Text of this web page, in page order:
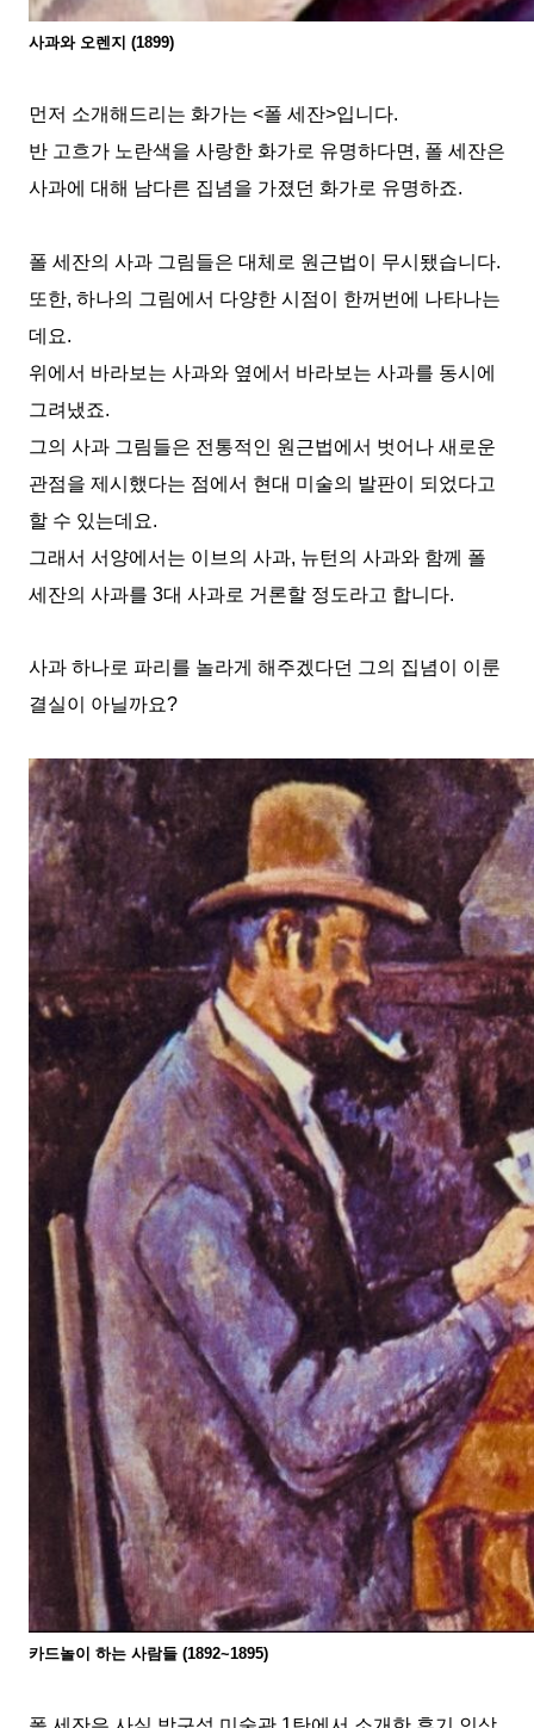
사과와 오렌지 (1899)
먼저 소개해드리는 화가는 <폴 세잔>입니다.
반 고흐가 노란색을 사랑한 화가로 유명하다면 , 폴 세잔은
사과에 대해 남다른 집념을 가졌던 화가로 유명하죠.
폴 세잔의 사과 그림들은 대체로 원근법이 무시됐습니다.
또한, 하나의 그림에서 다양한 시점이 한꺼번에 나타나는
데요.
위에서 바라보는 사과와 옆에서 바라보는 사과를 동시에
그려냈죠.
그의 사과 그림들은 전통적인 원근법에서 벗어나 새로운
관점을 제시했다는 점에서 현대 미술의 발판이 되었다고
할 수 있는데요.
그래서 서양에서는 이브의 사과, 뉴턴의 사과와 함께 폴
세잔의 사과를 3대 사과로 거론할 정도라고 합니다.
사과 하나로 파리를 놀라게 해주겠다던 그의 집념이 이룬
결실이 아닐까요?
카드놀이 하는 사람들 (1892~1895)